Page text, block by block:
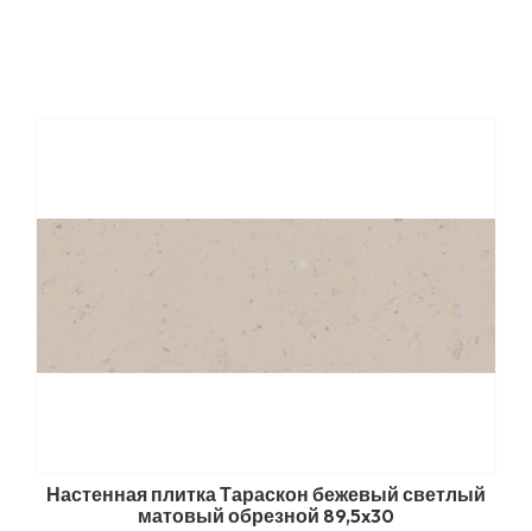
Настенная плитка Тараскон бежевый светлый
матовый обрезной 89,5x30